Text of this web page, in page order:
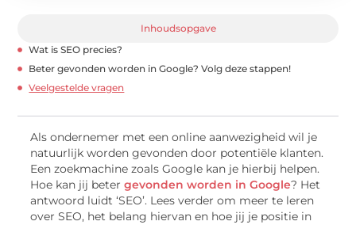
Inhoudsopgave
Wat is SEO precies?
Beter gevonden worden in Google? Volg deze stappen!
Veelgestelde vragen
Als ondernemer met een online aanwezigheid wil je
natuurlijk worden gevonden door potentiële klanten.
Een zoekmachine zoals Google kan je hierbij helpen.
Hoe kan jij betergevonden worden in Google? Het
antwoord luidt ‘SEO’. Lees verder om meer te leren
over SEO, het belang hiervan en hoe jij je positie in